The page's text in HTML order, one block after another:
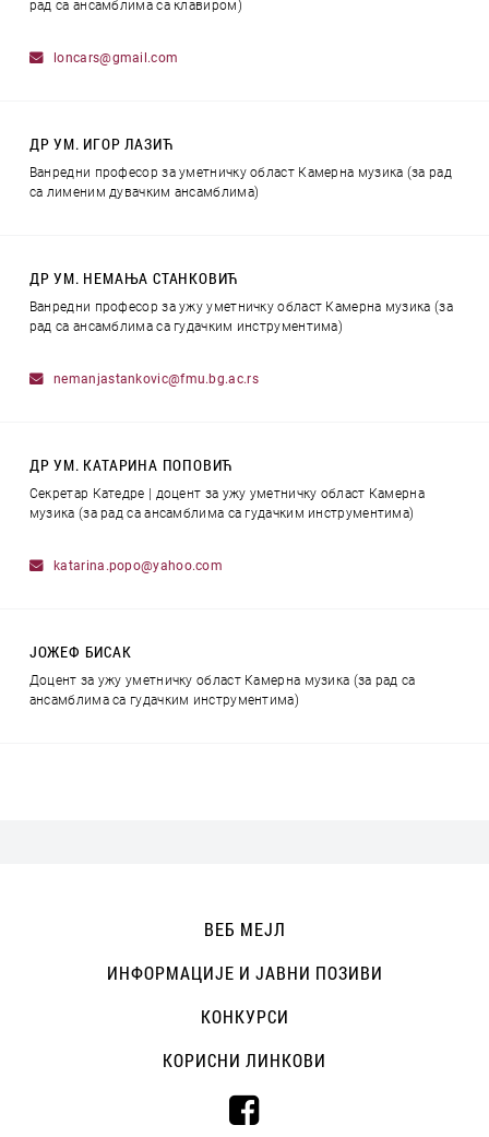
рад са ансамблима са клавиром)
loncars@gmail.com
ДР УМ. ИГОР ЛАЗИЋ
Ванредни професор за уметничку област Камерна музика (за рад
са лименим дувачким ансамблима)
ДР УМ. НЕМАЊА СТАНКОВИЋ
Ванредни професор за ужу уметничку област Камерна музика (за
рад са ансамблима са гудачким инструментима)
nemanjastankovic@fmu.bg.ac.rs
ДР УМ. КАТАРИНА ПОПОВИЋ
Секретар Катедре | доцент за ужу уметничку област Камерна
музика (за рад са ансамблима са гудачким инструментима)
katarina.popo@yahoo.com
ЈОЖЕФ БИСАК
Доцент за ужу уметничку област Камерна музика (за рад са
ансамблима са гудачким инструментима)
ВЕБ МЕЈЛ
ИНФОРМАЦИЈЕ И ЈАВНИ ПОЗИВИ
КОНКУРСИ
КОРИСНИ ЛИНКОВИ